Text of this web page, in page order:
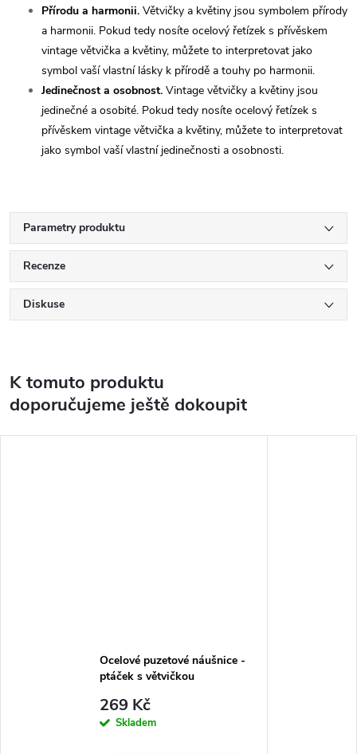
Přírodu a harmonii. Větvičky a květiny jsou symbolem přírody
a harmonii. Pokud tedy nosíte ocelový řetízek s přívěskem
vintage větvička a květiny, můžete to interpretovat jako
symbol vaší vlastní lásky k přírodě a touhy po harmonii.
Jedinečnost a osobnost. Vintage větvičky a květiny jsou
jedinečné a osobité. Pokud tedy nosíte ocelový řetízek s
přívěskem vintage větvička a květiny, můžete to interpretovat
jako symbol vaší vlastní jedinečnosti a osobnosti.
Parametry produktu
Recenze
Diskuse
K tomuto produktu
doporučujeme ještě dokoupit
Ocelové puzetové náušnice -
ptáček s větvičkou
269 Kč
Skladem